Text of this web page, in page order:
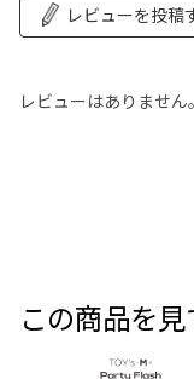
レビューを投稿
レビューはありません。
この商品を